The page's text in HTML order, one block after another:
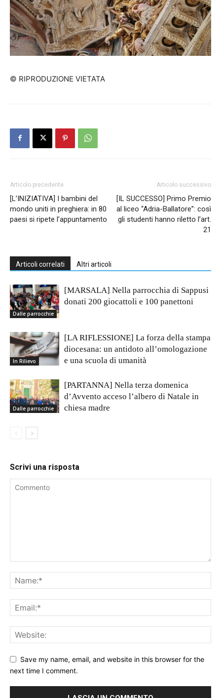
© RIPRODUZIONE VIETATA
Articolo precedente
[L’INIZIATIVA] I bambini del
mondo uniti in preghiera: in 80
paesi si ripete l’appuntamento
Articolo successivo
[IL SUCCESSO] Primo Premio
al liceo “Adria-Ballatore”: così
gli studenti hanno riletto l’art.
21
Articoli correlati Altri articoli
Dalle parrocchie
[MARSALA] Nella parrocchia di Sappusi
donati 200 giocattoli e 100 panettoni
In Rilievo
[LA RIFLESSIONE] La forza della stampa
diocesana: un antidoto all’omologazione
e una scuola di umanità
Dalle parrocchie
[PARTANNA] Nella terza domenica
d’Avvento acceso l’albero di Natale in
chiesa madre
Scrivi una risposta
Save my name, email, and website in this browser for the
next time I comment.